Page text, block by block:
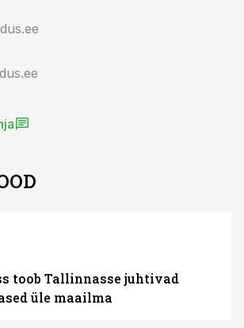
toob Tallinnasse juhtivad
üle maailma